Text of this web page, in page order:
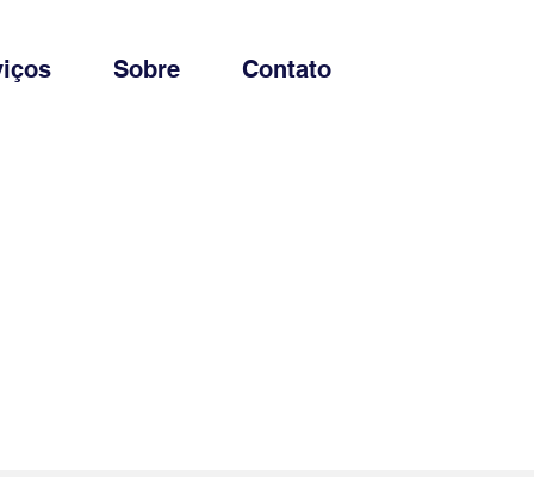
Sobre Contato